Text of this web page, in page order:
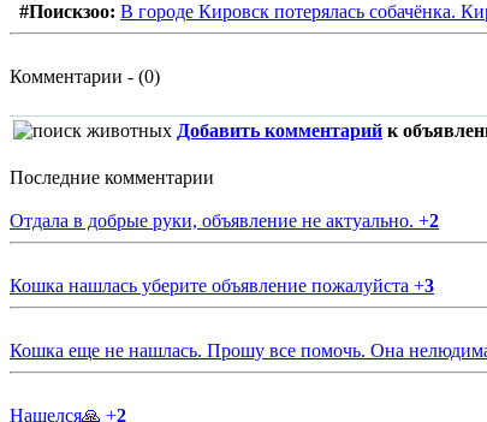
#Поискзоо: В городе Кировск потерялась собачёнка.
Комментарии - (0)
Добавить комментарий к
Последние комментарии
Отдала в добрые руки, объявление не актуально. +2
Кошка нашлась уберите объявление пожалуйста +3
Кошка еще не нашлась. Прошу все помочь. Она
Нашелся🙏 +2